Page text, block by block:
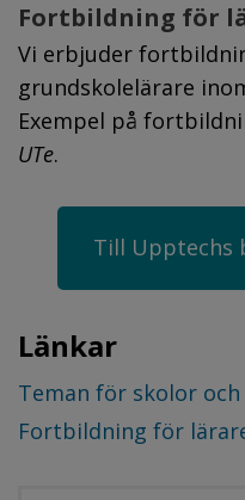
Fortbildning för
Vi erbjuder
grundskolelärare
Exempel på
UTe.
Till Upptechs
Länkar
Teman för skolor
Fortbildning för